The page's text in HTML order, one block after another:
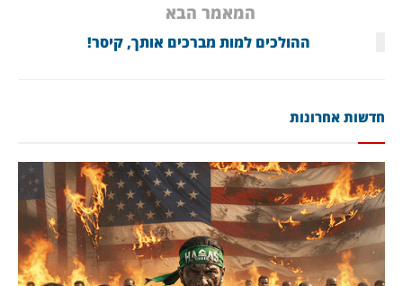
המאמר הבא
ההולכים למות מברכים אותך, קיסר!
חדשות אחרונות